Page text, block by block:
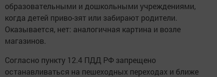
образовательными и дошкольными учреждениями,
когда детей приво-зят или забирают родители.
Оказывается, нет: аналогичная картина и возле
магазинов.
Согласно пункту 12.4 ПДД РФ запрещено
останавливаться на пешеходных переходах и ближе